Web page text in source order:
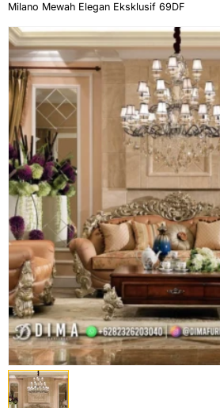
Milano Mewah Elegan Eksklusif 69DF